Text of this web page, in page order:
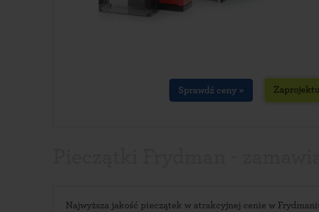
Sprawdź ceny »
Najwyższa jakość pieczątek w atrakcyjnej cenie w